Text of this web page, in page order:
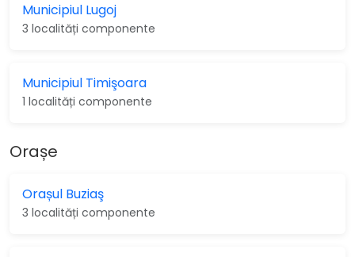
Municipiul Lugoj
3 localități componente
Municipiul Timişoara
1 localități componente
Orașe
Orașul Buziaş
3 localități componente